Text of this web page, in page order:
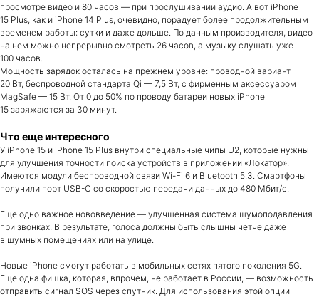
просмотре видео и 80 часов — при прослушивании аудио. А вот iPhone
15 Plus, как и iPhone 14 Plus, очевидно, порадует более продолжительным
временем работы: сутки и даже дольше. По данным производителя, видео
на нем можно непрерывно смотреть 26 часов, а музыку слушать уже
100 часов.
Мощность зарядок осталась на прежнем уровне: проводной вариант —
20 Вт, беспроводной стандарта Qi — 7,5 Вт, с фирменным аксессуаром
MagSafe — 15 Вт. От 0 до 50% по проводу батареи новых iPhone
15 заряжаются за 30 минут.
Что еще интересного
У iPhone 15 и iPhone 15 Plus внутри специальные чипы U2, которые нужны
для улучшения точности поиска устройств в приложении «Локатор».
Имеются модули беспроводной связи Wi-Fi 6 и Bluetooth 5.3. Смартфоны
получили порт USB-C со скоростью передачи данных до 480 Мбит/с.
Еще одно важное нововведение — улучшенная система шумоподавления
при звонках. В результате, голоса должны быть слышны четче даже
в шумных помещениях или на улице.
Новые iPhone смогут работать в мобильных сетях пятого поколения 5G.
Еще одна фишка, которая, впрочем, не работает в России, — возможность
отправить сигнал SOS через спутник. Для использования этой опции
Оригинальная техника Apple
с официальной гарантией
и доставкой по всей России.
Каталог Покупателям
iPhone
iMac
Аудиотехника
Apple Watch
Аксессуары
DJI
Dyson